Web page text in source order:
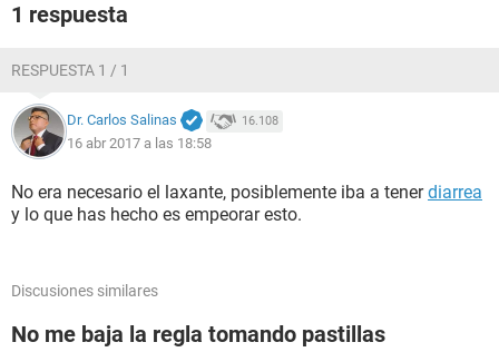
1 respuesta
RESPUESTA 1 / 1
Dr. Carlos Salinas 16.108
16 abr 2017 a las 18:58
No era necesario el laxante, posiblemente iba a tenerdiarrea
y lo que has hecho es empeorar esto.
Discusiones similares
No me baja la regla tomando pastillas